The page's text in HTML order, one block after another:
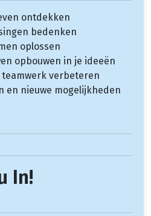
ontdekken
bedenken
oplossen
opbouwen in je ideeën
verbeteren
en nieuwe mogelijkheden
In!